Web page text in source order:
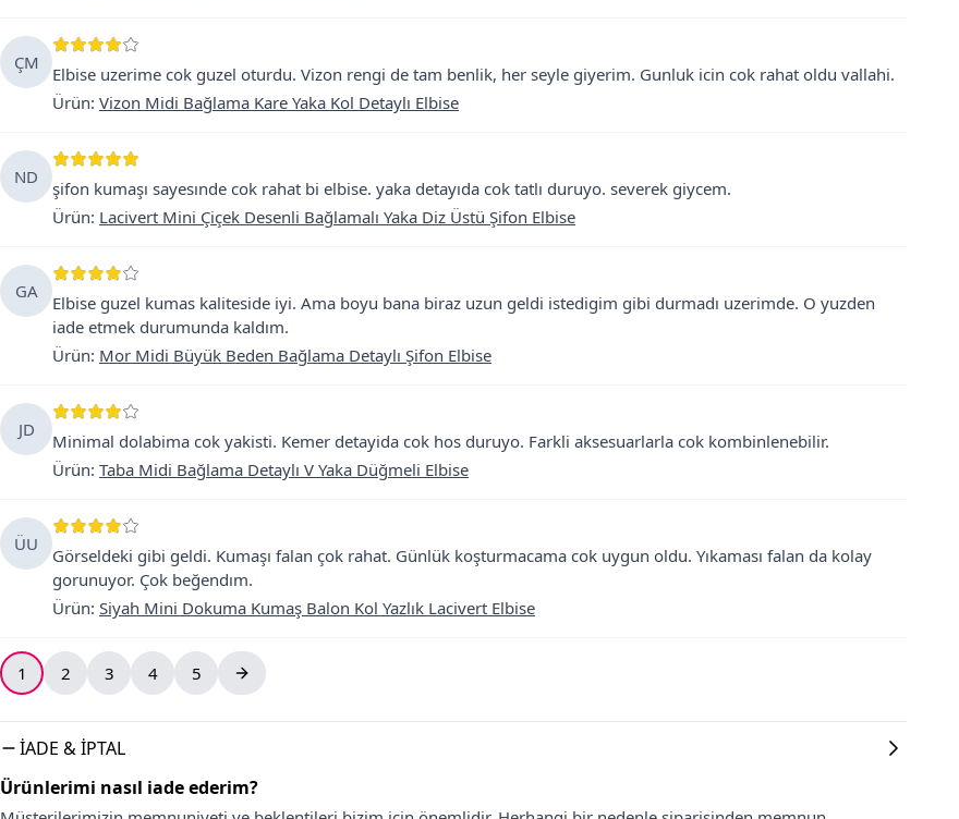
ÇM
Elbise uzerime cok guzel oturdu. Vizon rengi de tam benlik, her seyle giyerim. Gunluk icin cok rahat oldu vallahi.
Ürün: Vizon Midi Bağlama Kare Yaka Kol Detaylı Elbise
ND
şifon kumaşı sayesınde cok rahat bi elbise. yaka detayıda cok tatlı duruyo. severek giycem.
Ürün: Lacivert Mini Çiçek Desenli Bağlamalı Yaka Diz Üstü Şifon Elbise
GA
Elbise guzel kumas kaliteside iyi. Ama boyu bana biraz uzun geldi istedigim gibi durmadı uzerimde. O yuzden
iade etmek durumunda kaldım.
Ürün: Mor Midi Büyük Beden Bağlama Detaylı Şifon Elbise
JD
Minimal dolabima cok yakisti. Kemer detayida cok hos duruyo. Farkli aksesuarlarla cok kombinlenebilir.
Ürün: Taba Midi Bağlama Detaylı V Yaka Düğmeli Elbise
ÜU
Görseldeki gibi geldi. Kumaşı falan çok rahat. Günlük koşturmacama cok uygun oldu. Yıkaması falan da kolay
gorunuyor. Çok beğendım.
Ürün: Siyah Mini Dokuma Kumaş Balon Kol Yazlık Lacivert Elbise
1 2 3 4 5
İADE & İPTAL
Ürünlerimi nasıl iade ederim?